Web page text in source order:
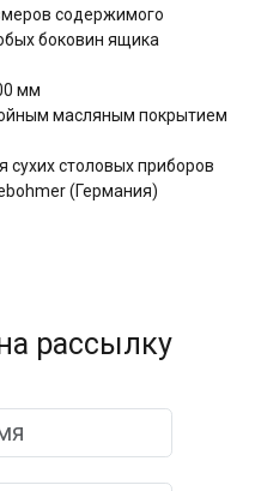
содержимого
боковин ящика
мм
масляным покрытием
сухих столовых приборов
(Германия)
рассылку